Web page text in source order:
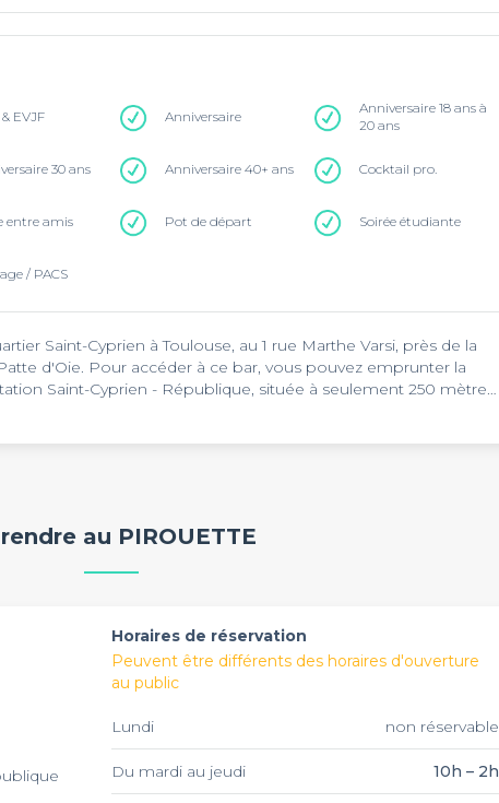
EVJF Anniversaire
Anniversaire 18 ans à
20 ans
30 ans Anniversaire 40+ ans Cocktail pro.
entre amis Pot de départ Soirée étudiante
/ PACS
Saint-Cyprien à Toulouse, au 1 rue Marthe Varsi, près de la
d'Oie. Pour accéder à ce bar, vous pouvez emprunter la
Saint-Cyprien - République, située à seulement 250 mètres
les beaux jours. Un Happy Hour est proposé tous les jours
des horaires étendus. Pour toute réservation, vous aurez à
au PIROUETTE
Horaires de réservation
Peuvent être différents des horaires d'ouverture
au public
Lundi non réservable
Du mardi au jeudi 10h – 2h